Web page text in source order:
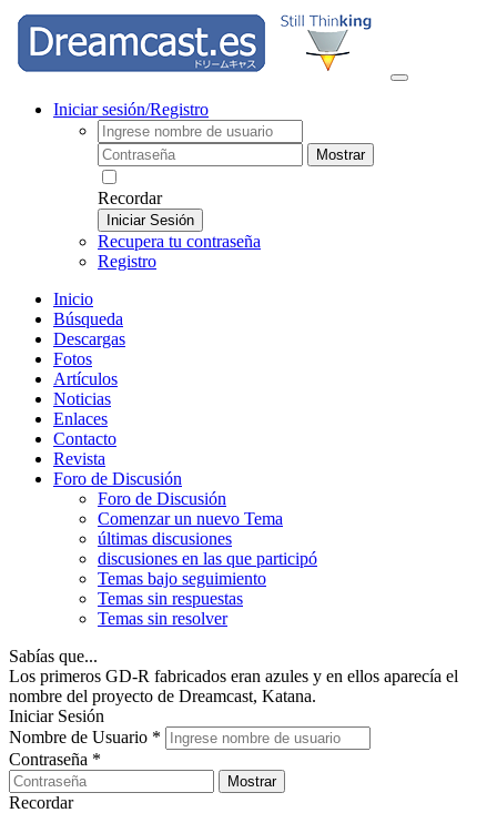
Iniciar sesión/Registro
Mostrar
Recordar
Iniciar Sesión
Recupera tu contraseña
Registro
Inicio
Búsqueda
Descargas
Fotos
Artículos
Noticias
Enlaces
Contacto
Revista
Foro de Discusión
Foro de Discusión
Comenzar un nuevo Tema
últimas discusiones
discusiones en las que participó
Temas bajo seguimiento
Temas sin respuestas
Temas sin resolver
Sabías que...
Los primeros GD-R fabricados eran azules y en ellos aparecía el
nombre del proyecto de Dreamcast, Katana.
Iniciar Sesión
Nombre de Usuario *
Contraseña *
Mostrar
Recordar